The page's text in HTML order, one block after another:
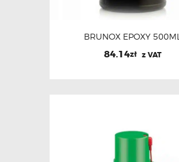
BRUNOX EPOXY 500ML
84.14zł z VAT